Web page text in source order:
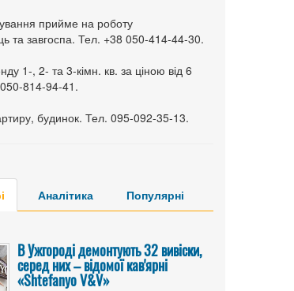
прийме на роботу
та завгоспа. Тел. +38 050-414-44-30.
1-, 2- та 3-кімн. кв. за ціною від 6
814-94-41.
будинок. Тел. 095-092-35-13.
Аналітика Популярні
В Ужгороді демонтують 32 вивіски,
серед них – відомої кав'ярні
«Shtefanyo V&V»